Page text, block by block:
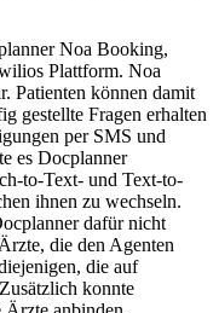
Noa Booking,
Plattform. Noa
Patienten können damit
gestellte Fragen erhalten
per SMS und
es Docplanner
to-Text- und Text-to-
ihnen zu wechseln.
dafür nicht
die den Agenten
die auf
konnte